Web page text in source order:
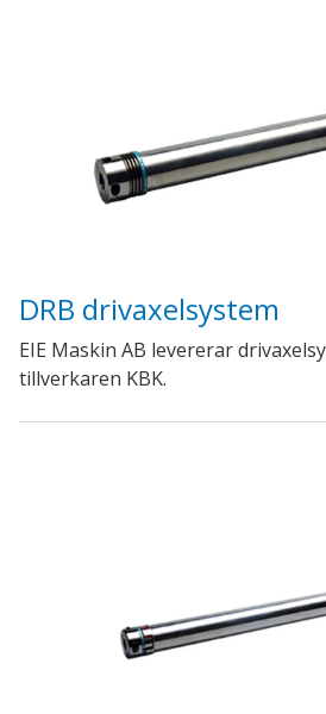
DRB drivaxelsystem
EIE Maskin AB levererar
tillverkaren KBK.